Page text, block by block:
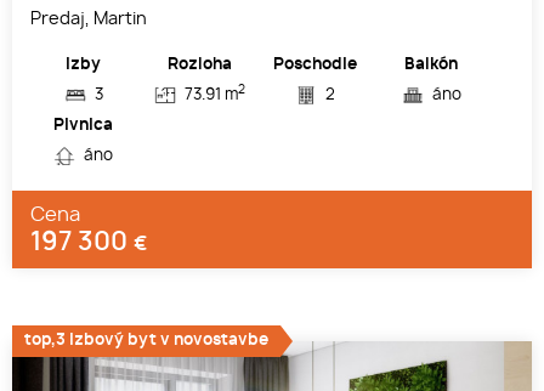
Predaj, Martin
Izby
3
Rozloha
73.91 m2
Poschodie
2
Balkón
áno
Pivnica
áno
Cena
197 300 €
top,3 izbový byt v novostavbe